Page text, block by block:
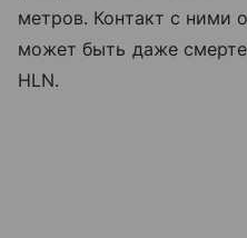
метров. Контакт с ними
может быть даже
HLN.